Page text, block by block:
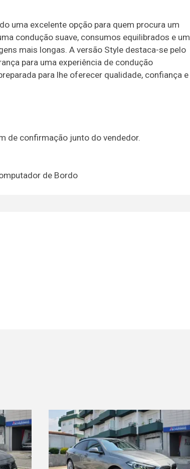
uma excelente opção para quem procura um
condução suave, consumos equilibrados e um
mais longas. A versão Style destaca-se pelo
para uma experiência de condução
para lhe oferecer qualidade, confiança e
de confirmação junto do vendedor.
de Bordo